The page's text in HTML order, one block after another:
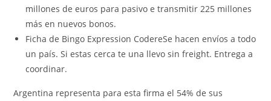
millones de euros para pasivo e transmitir 225 millones
más en nuevos bonos.
Ficha de Bingo Expression CodereSe hacen envíos a todo
un país. Si estas cerca te una llevo sin freight. Entrega a
coordinar.
Argentina representa para esta firma el 54% de sus